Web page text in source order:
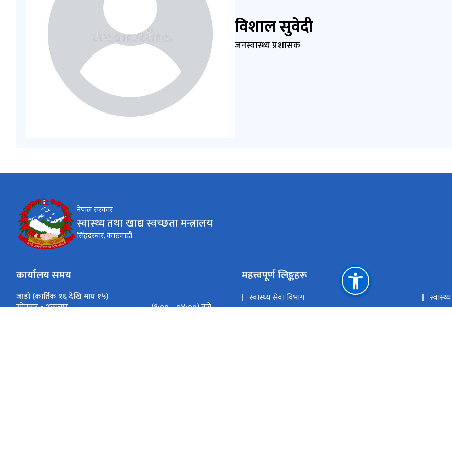
विशाल सुवेदी
जनस्वास्थ्य प्रशासक
नेपाल सरकार
स्वास्थ्य तथा खाद्य स्वच्छता मन्त्रालय
सिंहदरबार, काठमाडौं
कार्यालय समय
जाडो (कार्तिक १६ देखि माघ १५)
सोमबार - शुक्रबार
(९:०० - ०४:००) बजे
महत्त्वपूर्ण लिङ्कहरू
स्वास्थ्य सेवा विभाग